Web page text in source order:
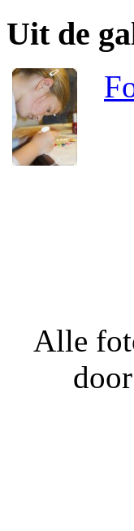
Uit de
Alle